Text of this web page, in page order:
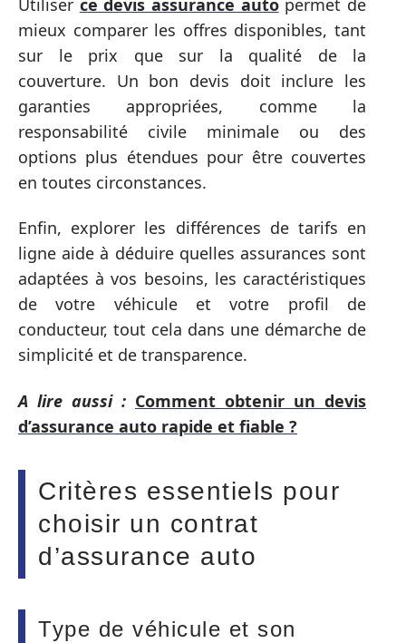
mieux comparer les offres disponibles, tant
sur le prix que sur la qualité de la
couverture. Un bon devis doit inclure les
garanties appropriées, comme la
responsabilité civile minimale ou des
options plus étendues pour être couvertes
en toutes circonstances.
Enfin, explorer les différences de tarifs en
ligne aide à déduire quelles assurances sont
adaptées à vos besoins, les caractéristiques
de votre véhicule et votre profil de
conducteur, tout cela dans une démarche de
simplicité et de transparence.
A lire aussi : Comment obtenir un devis
d’assurance auto rapide et fiable ?
Critères essentiels pour
choisir un contrat
d’assurance auto
Type de véhicule et son